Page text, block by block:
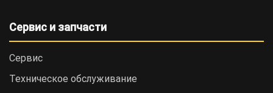
Сервис и запчасти
Сервис
Техническое обслуживание